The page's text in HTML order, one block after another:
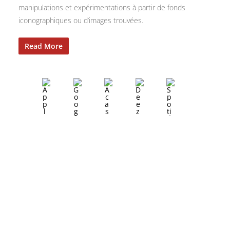
manipulations et expérimentations à partir de fonds
iconographiques ou d’images trouvées.
Read More